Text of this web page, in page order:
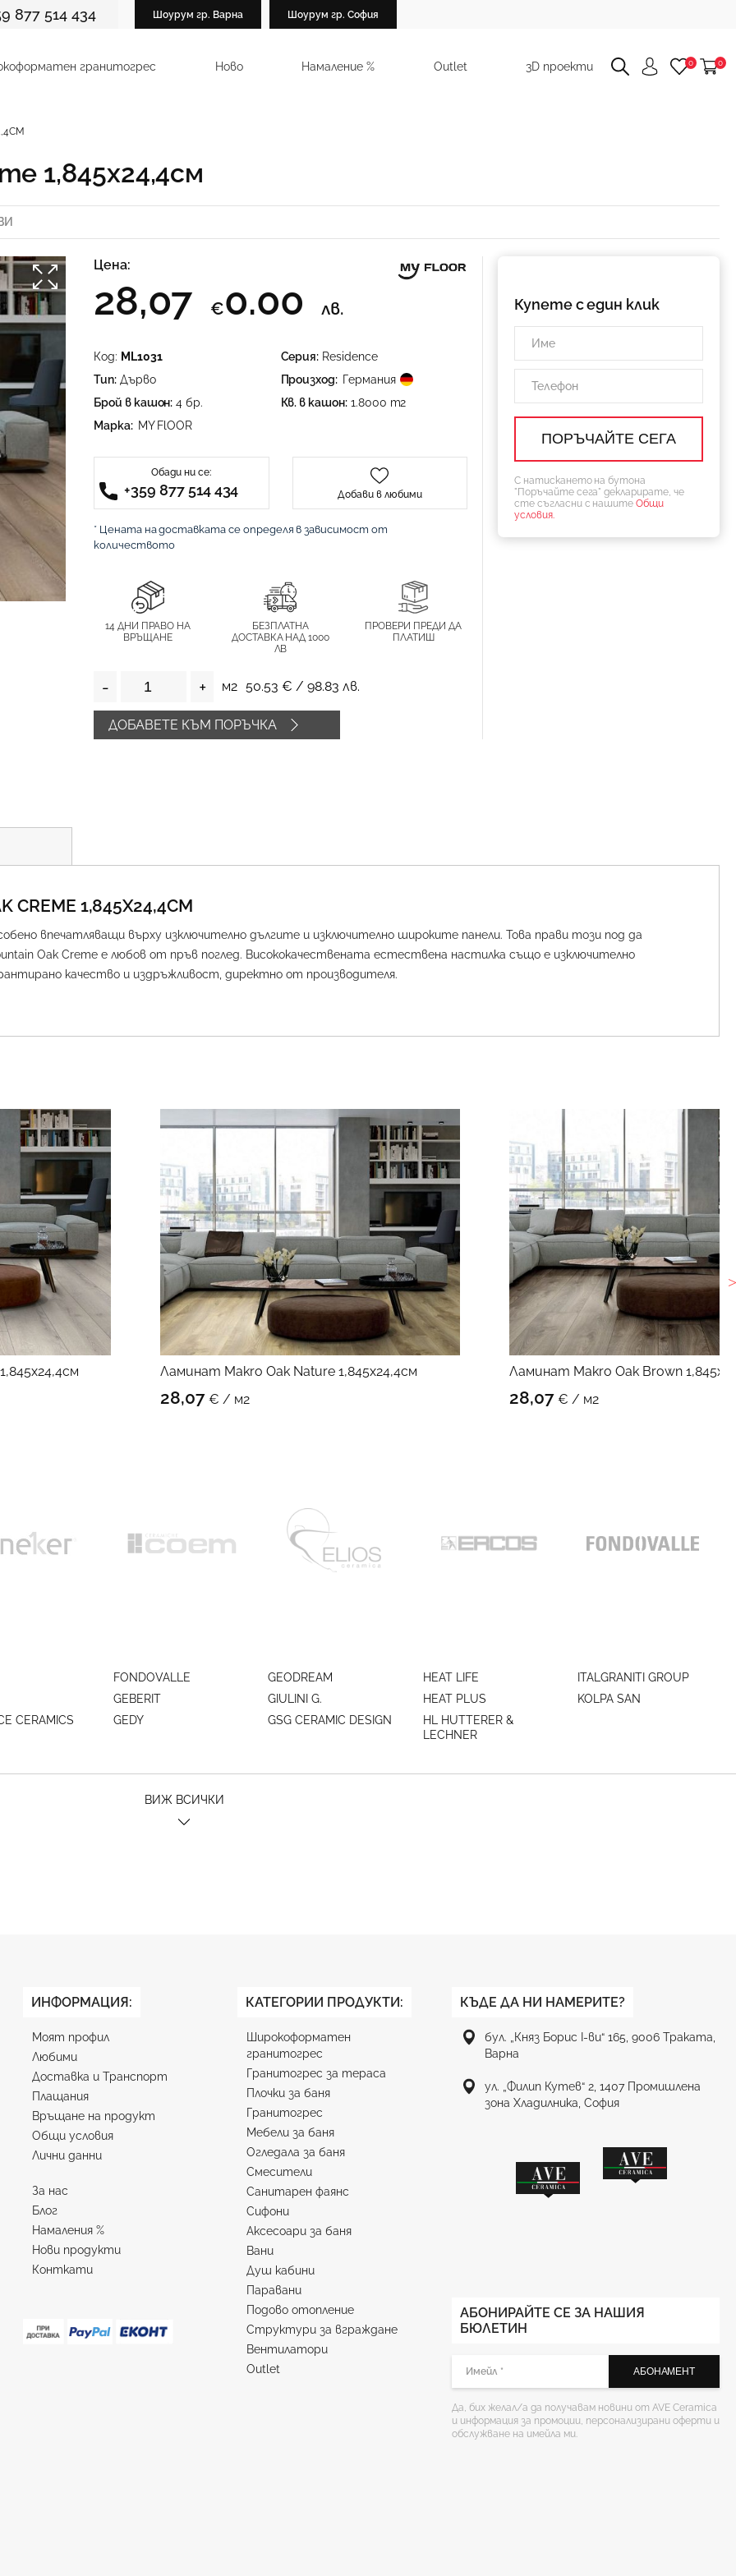
877 514 434 Шоурум гр. Варна Шоурум гр. София
гранитогрес Ново Намаление % Outlet 3D проекти 0 0
1,845х24,4см
Цена:
28,07 €0.00 лв.
Код: ML1031 Серия: Residence
Тип:Дърво Произход: Германия
Брой в кашон: 4 бр. Кв. в кашон:1.8000 m2
Марка: MY FlOOR
Обади ни се:
+359 877 514 434 Добави в любими
* Цената на доставката се определя в зависимост от
количеството
14 ДНИ ПРАВО НА
ВРЪЩАНЕ
БЕЗПЛАТНА
ДОСТАВКА НАД 1000
ЛВ
ПРОВЕРИ ПРЕДИ ДА
ПЛАТИШ
- + м2 50.53 € / 98.83 лв.
ДОБАВЕТЕ КЪМ ПОРЪЧКА
Купете с един клик
С натискането на бутона
"Поръчайте сега" декларирате, че
сте съгласни с нашитеОбщи
условия.
CREME 1,845Х24,4СМ
впечатляващи върху изключително дългите и изключително широките панели. Това прави този под да
Oak Creme е любов от пръв поглед. Висококачествената естествена настилка също е изключително
качество и издръжливост, директно от производителя.
Ламинат Makro Oak Nature 1,845х24,4см
28,07 € / м2
Ламинат Makro Oak Brown
28,07 € / м2
CERAMICS
FONDOVALLE
GEBERIT
GEDY
GEODREAM
GIULINI G.
GSG CERAMIC DESIGN
HEAT LIFE
HEAT PLUS
HL HUTTERER &
LECHNER
ITALGRANITI GROUP
KOLPA SAN
ВИЖ ВСИЧКИ
ИНФОРМАЦИЯ:
Моят профил
Любими
Доставка и Транспорт
Плащания
Връщане на продукт
Общи условия
Лични данни
За нас
Блог
Намаления %
Нови продукти
Конткати
КАТЕГОРИИ ПРОДУКТИ:
Широкоформатен
гранитогрес
Гранитогрес за тераса
Плочки за баня
Гранитогрес
Мебели за баня
Огледала за баня
Смесители
Санитарен фаянс
Сифони
Аксесоари за баня
Вани
Душ кабини
Паравани
Подово отопление
Структури за вграждане
Вентилатори
Outlet
КЪДЕ ДА НИ НАМЕРИТЕ?
бул. „Княз Борис I-ви“ 165, 9006 Траката,
Варна
ул. „Филип Кутев“ 2, 1407 Промишлена
зона Хладилника, София
АБОНИРАЙТЕ СЕ ЗА НАШИЯ
БЮЛЕТИН
Да, бих желал/а да получавам новини от AVE Ceramica
и информация за промоции, персонализирани оферти и
обслужване на имейла ми.